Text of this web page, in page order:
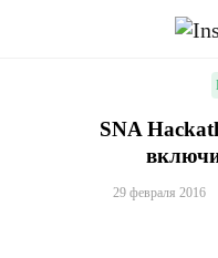
SNA
29 февраля 2016